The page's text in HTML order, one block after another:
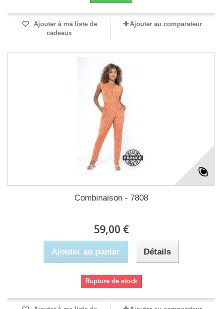
Ajouter à ma liste de
cadeaux
Ajouter au comparateur
Combinaison - 7808
59,00 €
Ajouter au panier Détails
Rupture de stock